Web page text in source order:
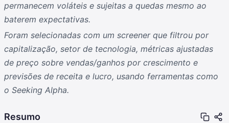
permanecem voláteis e sujeitas a quedas mesmo ao
baterem expectativas.
Foram selecionadas com um screener que filtrou por
capitalização, setor de tecnologia, métricas ajustadas
de preço sobre vendas/ganhos por crescimento e
previsões de receita e lucro, usando ferramentas como
o Seeking Alpha.
Resumo